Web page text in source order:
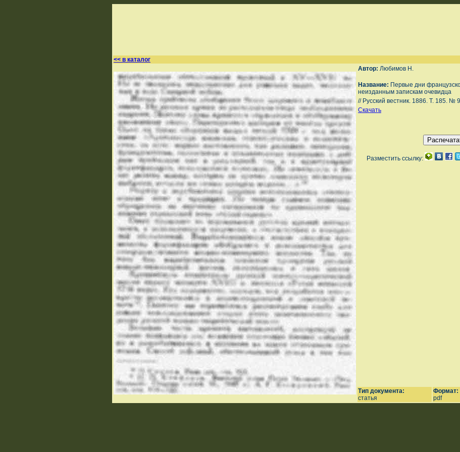
<< в каталог
Автор: Любимов Н.
Название: Первые дни
неизданным запискам очевидца
// Русский вестник. 1886. Т. 185. №
Скачать
Разместить ссылку:
Тип документа:
статья
Формат:
pdf